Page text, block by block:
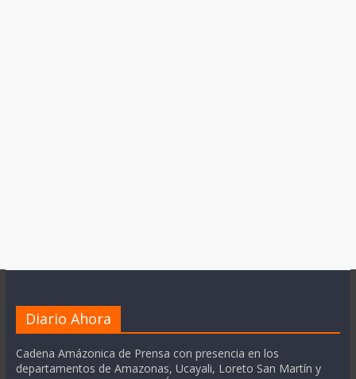
Diario Ahora
Cadena Amázonica de Prensa con presencia en los
departamentos de Amazonas, Ucayali, Loreto San Martín y